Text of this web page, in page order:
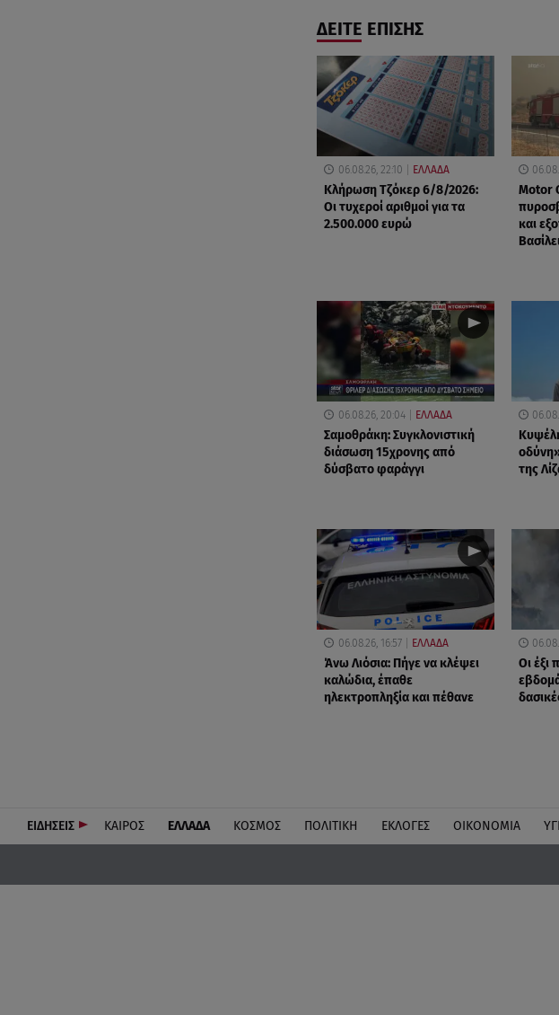
ΔΕΙΤΕ ΕΠΙΣΗΣ
06.08.26, 22:10 ΕΛΛΑΔΑ
Κλήρωση Τζόκερ 6/8/2026:
Οι τυχεροί αριθμοί για τα
2.500.000 ευρώ
Motor
και
06.08.26, 20:04 ΕΛΛΑΔΑ
Σαμοθράκη: Συγκλονιστική
διάσωση 15χρονης από
δύσβατο φαράγγι
οδύνη»
της
06.08.26, 16:57 ΕΛΛΑΔΑ
Άνω Λιόσια: Πήγε να κλέψει
καλώδια, έπαθε
ηλεκτροπληξία και πέθανε
Οι έξι
ΕΙΔΗΣΕΙΣ ΚΑΙΡΟΣ ΕΛΛΑΔΑ ΚΟΣΜΟΣ ΠΟΛΙΤΙΚΗ ΕΚΛΟΓΕΣ ΟΙΚΟΝΟΜΙΑ